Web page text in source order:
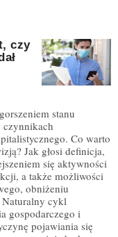
czy
stanu
czynnikach
Co warto
Jak głosi definicja,
się aktywności
a także możliwości
obniżeniu
Naturalny cykl
gospodarczego i
pojawiania się